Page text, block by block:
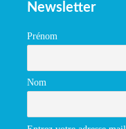
Newsletter
Prénom
Nom